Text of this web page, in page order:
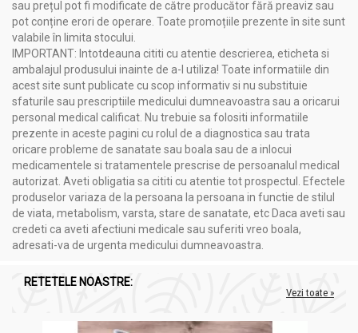
sau prețul pot fi modificate de către producător fără preaviz sau
pot conține erori de operare. Toate promoțiile prezente în site sunt
valabile în limita stocului.
IMPORTANT: Intotdeauna cititi cu atentie descrierea, eticheta si
ambalajul produsului inainte de a-l utiliza! Toate informatiile din
acest site sunt publicate cu scop informativ si nu substituie
sfaturile sau prescriptiile medicului dumneavoastra sau a oricarui
personal medical calificat. Nu trebuie sa folositi informatiile
prezente in aceste pagini cu rolul de a diagnostica sau trata
oricare probleme de sanatate sau boala sau de a inlocui
medicamentele si tratamentele prescrise de persoanalul medical
autorizat. Aveti obligatia sa cititi cu atentie tot prospectul. Efectele
produselor variaza de la persoana la persoana in functie de stilul
de viata, metabolism, varsta, stare de sanatate, etc Daca aveti sau
credeti ca aveti afectiuni medicale sau suferiti vreo boala,
adresati-va de urgenta medicului dumneavoastra.
RETETELE NOASTRE:
Vezi toate »